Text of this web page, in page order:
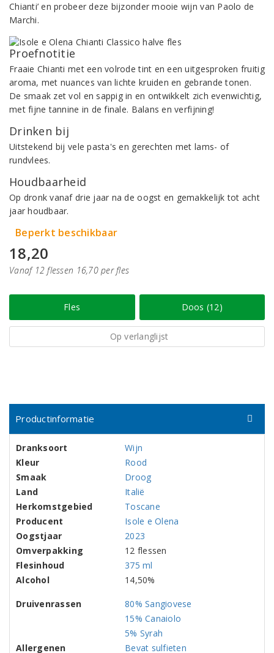
Chianti’ en probeer deze bijzonder mooie wijn van Paolo de
Marchi.
Proefnotitie
Fraaie Chianti met een volrode tint en een uitgesproken fruitig
aroma, met nuances van lichte kruiden en gebrande tonen.
De smaak zet vol en sappig in en ontwikkelt zich evenwichtig,
met fijne tannine in de finale. Balans en verfijning!
Drinken bij
Uitstekend bij vele pasta's en gerechten met lams- of
rundvlees.
Houdbaarheid
Op dronk vanaf drie jaar na de oogst en gemakkelijk tot acht
jaar houdbaar.
Beperkt beschikbaar
18,20
Vanaf 12 flessen 16,70 per fles
Fles Doos (12)
Op verlanglijst
Productinformatie
Dranksoort
Wijn
Kleur
Rood
Smaak
Droog
Land
Italië
Herkomstgebied
Toscane
Producent
Isole e Olena
Oogstjaar
2023
Omverpakking
12 flessen
Flesinhoud
375 ml
Alcohol
14,50%
Druivenrassen
80% Sangiovese
15% Canaiolo
5% Syrah
Allergenen
Bevat sulfieten